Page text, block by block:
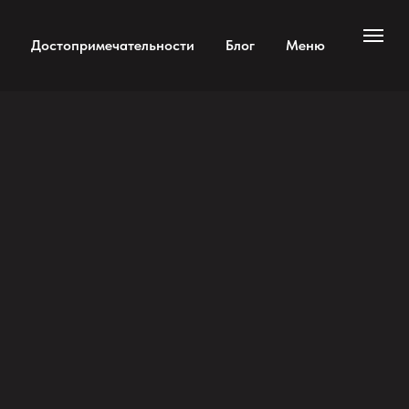
Достопримечательности Блог Меню